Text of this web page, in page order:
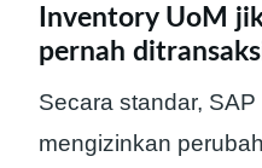
Inventory UoM
pernah
Secara standar,
mengizinkan